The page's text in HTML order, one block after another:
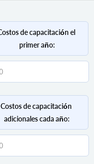
de capacitación el
primer año:
Costos de capacitación
adicionales cada año: